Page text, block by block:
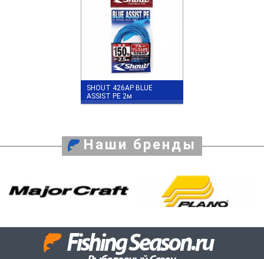
SHOUT 426AP BLUE
ASSIST PE 2м
Наши бренды